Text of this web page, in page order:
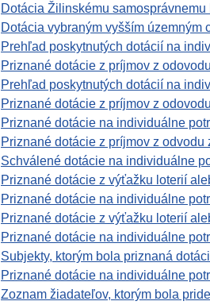
Dotácia Žilinskému
Dotácia vybraným vyšším územným
Prehľad poskytnutých dotácií na
Priznané dotácie z príjmov z
Prehľad poskytnutých dotácií na
Priznané dotácie z príjmov z
Priznané dotácie na individuálne
Priznané dotácie z príjmov z
Schválené dotácie na individuálne
Priznané dotácie z výťažku loterií
Priznané dotácie na individuálne
Priznané dotácie z výťažku loterií
Priznané dotácie na individuálne
Subjekty, ktorým bola priznaná
Priznané dotácie na individuálne
Zoznam žiadateľov, ktorým bola